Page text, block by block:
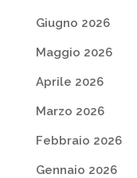
Giugno 2026
Maggio 2026
Aprile 2026
Marzo 2026
Febbraio 2026
Gennaio 2026